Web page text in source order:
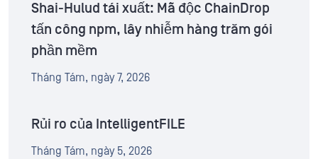
Shai-Hulud tái xuất: Mã độc ChainDrop
tấn công npm, lây nhiễm hàng trăm gói
phần mềm
Tháng Tám, ngày 7, 2026
Rủi ro của IntelligentFILE
Tháng Tám, ngày 5, 2026